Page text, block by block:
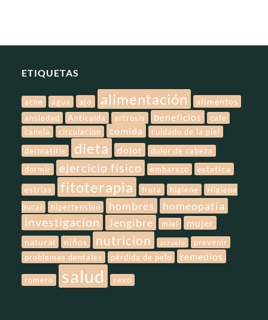
ETIQUETAS
acne agua ajo alimentación alimentos
ansiedad Anticaida artrosis beneficios
cafe
canela
circulacion comida
cuidado de la piel
dermatitis
dieta dolor
dolor de cabeza
dormir
ejercicio físico embarazo estetica
estrías fitoterapia fruta higiene
Higiene
bucal
hipertension hombres homeopatía
investigacion Jengibre miel mujer
natural niños nutricion orzuelo
prevenir
problemas dentales
pérdida de pelo remedios
romero salud sexo